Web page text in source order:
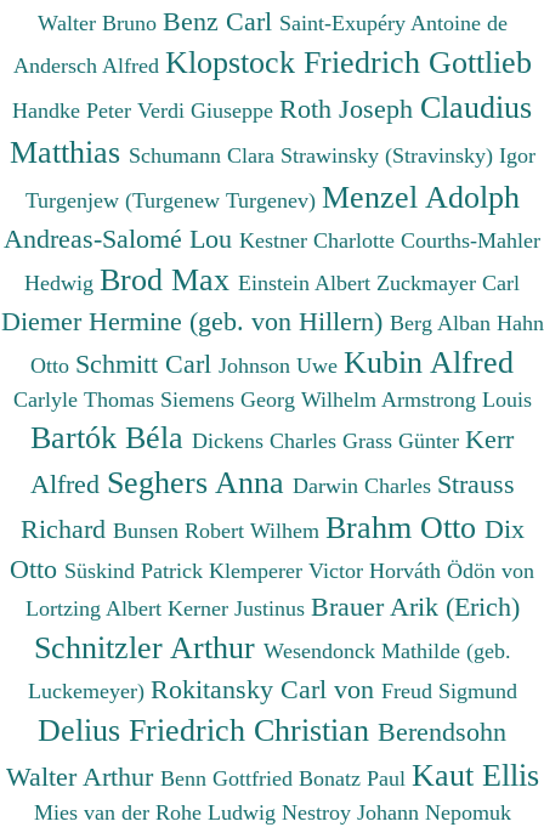
Walter Bruno Benz Carl Saint-Exupéry Antoine de
Andersch Alfred Klopstock Friedrich Gottlieb
Handke Peter Verdi Giuseppe Roth Joseph Claudius
Matthias Schumann Clara Strawinsky (Stravinsky) Igor
Turgenjew (Turgenew Turgenev) Menzel Adolph
Andreas-Salomé Lou Kestner Charlotte Courths-Mahler
Hedwig Brod Max Einstein Albert Zuckmayer Carl
Diemer Hermine (geb. von Hillern) Berg Alban Hahn
Otto Schmitt Carl Johnson Uwe Kubin Alfred
Carlyle Thomas Siemens Georg Wilhelm Armstrong Louis
Bartók Béla Dickens Charles Grass Günter Kerr
Alfred Seghers Anna Darwin Charles Strauss
Richard Bunsen Robert Wilhem Brahm Otto Dix
Otto Süskind Patrick Klemperer Victor Horváth Ödön von
Lortzing Albert Kerner Justinus Brauer Arik (Erich)
Schnitzler Arthur Wesendonck Mathilde (geb.
Luckemeyer) Rokitansky Carl von Freud Sigmund
Delius Friedrich Christian Berendsohn
Walter Arthur Benn Gottfried Bonatz Paul Kaut Ellis
Mies van der Rohe Ludwig Nestroy Johann Nepomuk